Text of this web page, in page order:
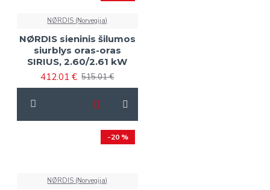
NØRDIS (Norvegija)
NØRDIS sieninis šilumos
siurblys oras-oras
SIRIUS, 2.60/2.61 kW
412.01 € 515.01 €
-20 %
NØRDIS (Norvegija)